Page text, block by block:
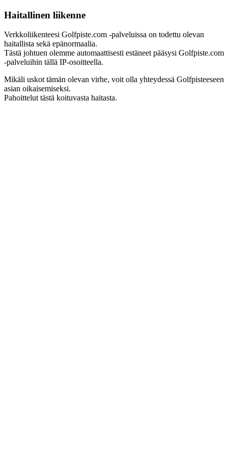
Haitallinen liikenne
Verkkoliikenteesi Golfpiste.com -palveluissa on todettu olevan
haitallista sekä epänormaalia.
Tästä johtuen olemme automaattisesti estäneet pääsysi Golfpiste.com
-palveluihin tällä IP-osoitteella.
Mikäli uskot tämän olevan virhe, voit olla yhteydessä Golfpisteeseen
asian oikaisemiseksi.
Pahoittelut tästä koituvasta haitasta.